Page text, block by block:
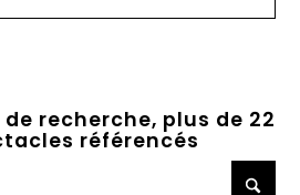
recherche, plus de 22
référencés